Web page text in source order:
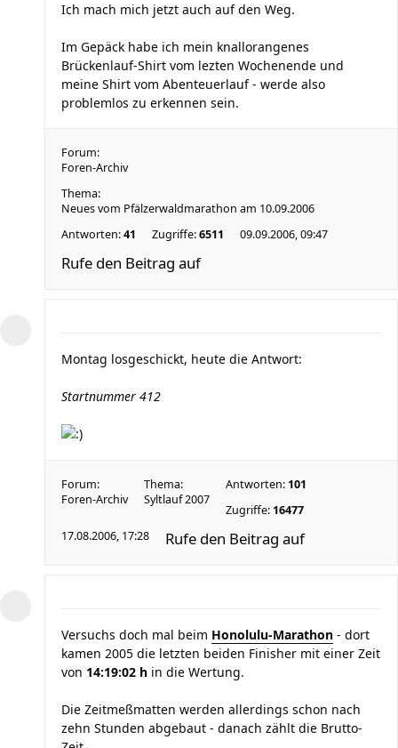
Ich mach mich jetzt auch auf den Weg.
Im Gepäck habe ich mein knallorangenes
Brückenlauf-Shirt vom lezten Wochenende und
meine Shirt vom Abenteuerlauf - werde also
problemlos zu erkennen sein.
Forum:
Foren-Archiv
Thema:
Neues vom Pfälzerwaldmarathon am 10.09.2006
Antworten:41 Zugriffe:6511 09.09.2006, 09:47
Rufe den Beitrag auf
Montag losgeschickt, heute die Antwort:
Startnummer 412
Forum:
Foren-Archiv
Thema:
Syltlauf 2007
Antworten: 101
Zugriffe: 16477
17.08.2006, 17:28
Rufe den Beitrag auf
Versuchs doch mal beim Honolulu-Marathon - dort
kamen 2005 die letzten beiden Finisher mit einer Zeit
von 14:19:02 h in die Wertung.
Die Zeitmeßmatten werden allerdings schon nach
zehn Stunden abgebaut - danach zählt die Brutto-